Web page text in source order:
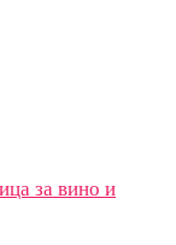
за вино и